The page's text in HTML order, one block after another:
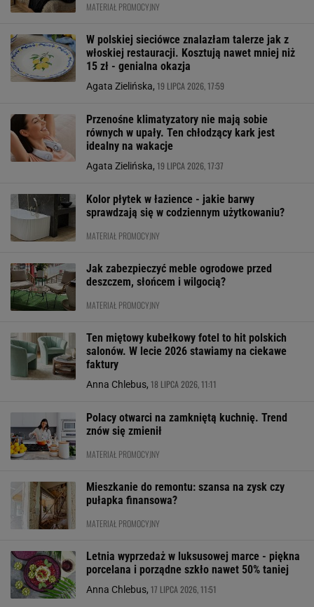
MATERIAŁ PROMOCYJNY
W polskiej sieciówce znalazłam talerze jak z
włoskiej restauracji. Kosztują nawet mniej niż
15 zł - genialna okazja
Agata Zielińska, 19 LIPCA 2026, 17:59
Przenośne klimatyzatory nie mają sobie
równych w upały. Ten chłodzący kark jest
idealny na wakacje
Agata Zielińska, 19 LIPCA 2026, 17:37
Kolor płytek w łazience - jakie barwy
sprawdzają się w codziennym użytkowaniu?
MATERIAŁ PROMOCYJNY
Jak zabezpieczyć meble ogrodowe przed
deszczem, słońcem i wilgocią?
MATERIAŁ PROMOCYJNY
Ten miętowy kubełkowy fotel to hit polskich
salonów. W lecie 2026 stawiamy na ciekawe
faktury
Anna Chlebus, 18 LIPCA 2026, 11:11
Polacy otwarci na zamkniętą kuchnię. Trend
znów się zmienił
MATERIAŁ PROMOCYJNY
Mieszkanie do remontu: szansa na zysk czy
pułapka finansowa?
MATERIAŁ PROMOCYJNY
Letnia wyprzedaż w luksusowej marce - piękna
porcelana i porządne szkło nawet 50% taniej
Anna Chlebus, 17 LIPCA 2026, 11:51